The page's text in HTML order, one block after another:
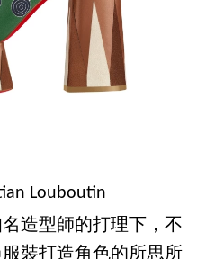
Louboutin
造型師的打理下，不
裝打造角色的所思所